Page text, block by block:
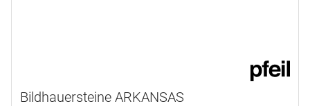
Bildhauersteine ARKANSAS